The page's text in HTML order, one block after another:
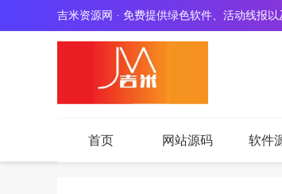
吉米资源网 · 免费提供绿色软件、活动线报
首页 网站源码 软件